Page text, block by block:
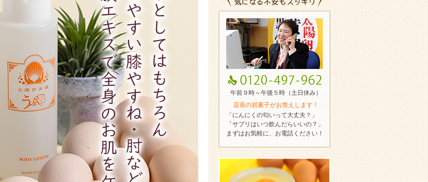
午前９時～午後５時（土日休み）
店長の岩素子がお答えします！
「にんにくの匂いって大丈夫？」
「サプリはいつ飲んだらいいの？」
まずはお気軽に、お電話ください！